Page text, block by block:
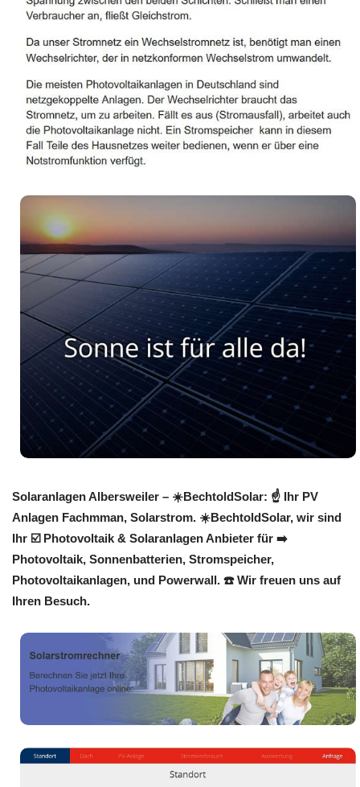
Solaranlagen Albersweiler – ☀️BechtoldSolar: ☝️ Ihr PV
Anlagen Fachmman, Solarstrom. ☀️BechtoldSolar, wir sind
Ihr ☑️ Photovoltaik & Solaranlagen Anbieter für ➡️
Photovoltaik, Sonnenbatterien, Stromspeicher,
Photovoltaikanlagen, und Powerwall. ☎️ Wir freuen uns auf
Ihren Besuch.